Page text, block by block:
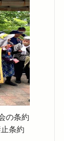
の条約
条約